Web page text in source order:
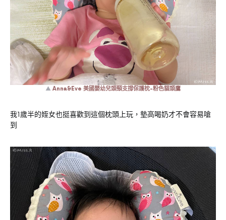
▲ Anna&Eve 美國嬰幼兒頭頸支撐保護枕-粉色貓頭鷹
我1歲半的姪女也挺喜歡到這個枕頭上玩，墊高喝奶才不會容易嗆
到